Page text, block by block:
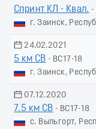
Спринт КЛ - Квал. -
г. Заинск,
24.02.2021
5 км СВ - ВС17-18
г. Заинск,
07.12.2020
7.5 км СВ - ВС17-18
с. Выльгорт,